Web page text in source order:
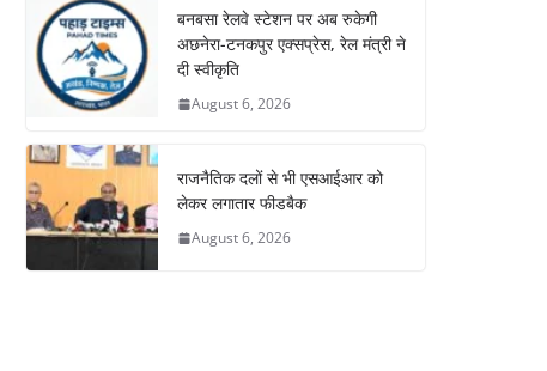
बनबसा रेलवे स्टेशन पर अब रुकेगी
अछनेरा-टनकपुर एक्सप्रेस, रेल मंत्री ने
दी स्वीकृति
August 6, 2026
राजनैतिक दलों से भी एसआईआर को
लेकर लगातार फीडबैक
August 6, 2026